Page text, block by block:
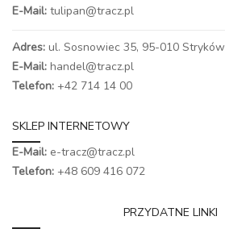
E-Mail: tulipan@tracz.pl
Adres: ul. Sosnowiec 35, 95-010 Stryków
E-Mail: handel@tracz.pl
Telefon: +42 714 14 00
SKLEP INTERNETOWY
E-Mail: e-tracz@tracz.pl
Telefon: +48 609 416 072
PRZYDATNE LINKI